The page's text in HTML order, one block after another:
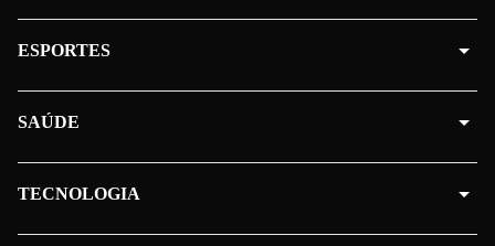
ESPORTES
SAÚDE
TECNOLOGIA